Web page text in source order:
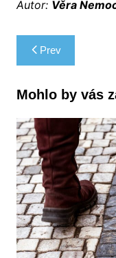
Autor: Věra
Navigace
pro
příspěvek
Prev
Mohlo by vás